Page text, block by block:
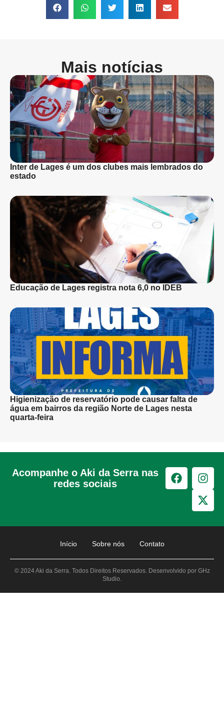
Mais notícias
Inter de Lages é um dos clubes mais lembrados do
estado
Educação de Lages registra nota 6,0 no IDEB
Higienização de reservatório pode causar falta de
água em bairros da região Norte de Lages nesta
quarta-feira
Acompanhe o Aki da Serra nas
redes sociais
Início Sobre nós Contato
© 2024 Aki da Serra. Todos Direitos Reservados. Desenvolvido por GHz
Studio.